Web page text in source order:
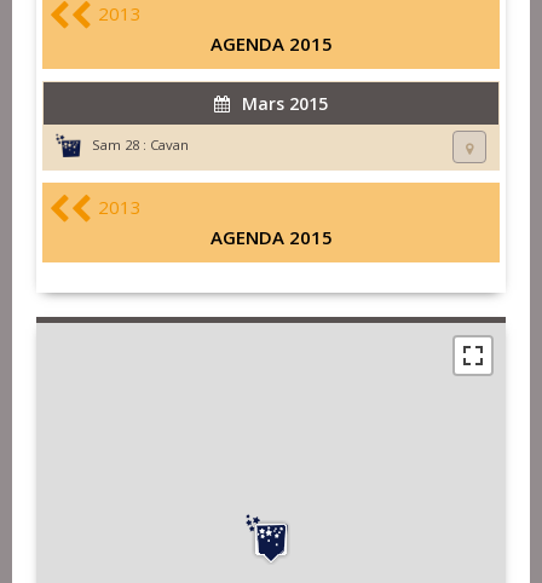
2013
AGENDA 2015
Mars 2015
Sam 28 : Cavan
2013
AGENDA 2015